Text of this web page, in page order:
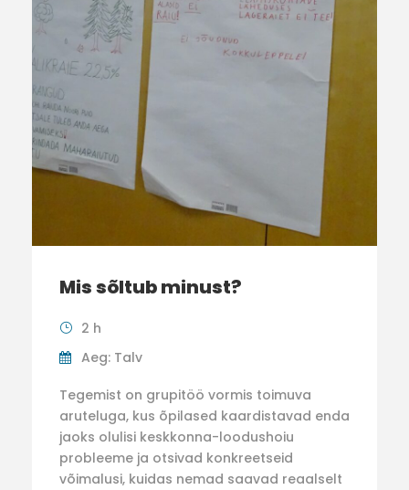
Mis sõltub minust?
2 h
Aeg: Talv
Tegemist on grupitöö vormis toimuva
aruteluga, kus õpilased kaardistavad enda
jaoks olulisi keskkonna-loodushoiu
probleeme ja otsivad konkreetseid
võimalusi, kuidas nemad saavad reaalselt